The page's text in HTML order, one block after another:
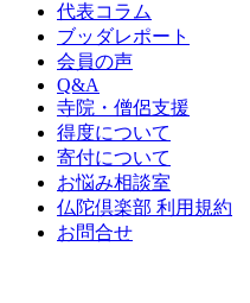
代表コラム
ブッダレポート
会員の声
Q&A
寺院・僧侶支援
得度について
寄付について
お悩み相談室
仏陀倶楽部 利用規約
お問合せ